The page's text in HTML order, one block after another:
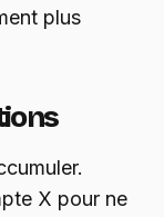
plus
X pour ne